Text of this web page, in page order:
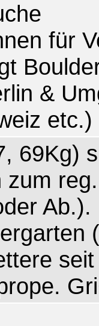
für
&
etc.)
69Kg)
zum
Ab.).